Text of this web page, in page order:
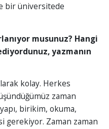
bir üniversitede
musunuz? Hangi
yazmanın
kolay. Herkes
zaman
birikim, okuma,
gerekiyor. Zaman zaman